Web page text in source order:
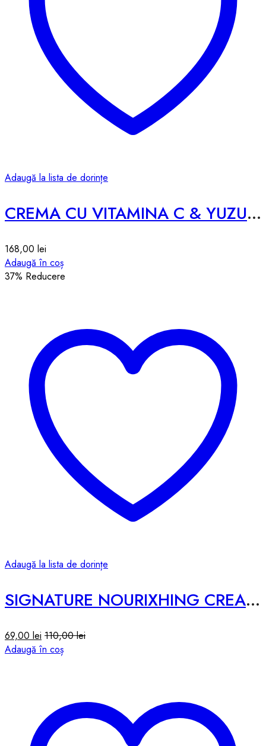
Adaugă la lista de dorințe
CREMA CU VITAMINA C & YUZU – 50ml
168,00 lei
Adaugă în coș
37% Reducere
Adaugă la lista de dorințe
SIGNATURE NOURIXHING CREAM #GLUTATHIONE – 50ML
69,00 lei 110,00lei
Adaugă în coș